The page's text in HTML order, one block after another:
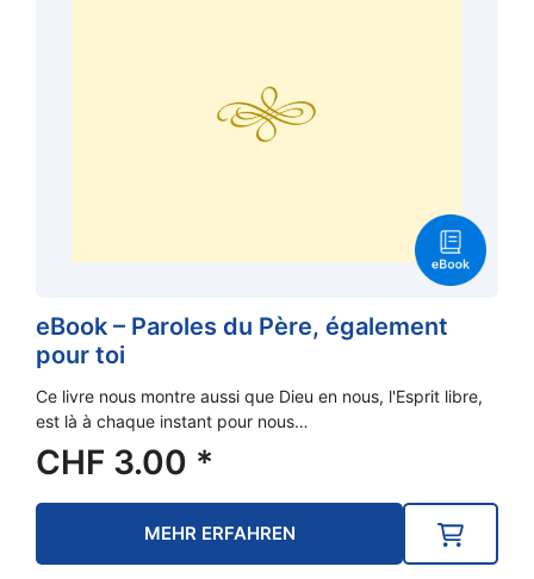
eBook – Paroles du Père, également
pour toi
Ce livre nous montre aussi que Dieu en nous, l'Esprit libre,
est là à chaque instant pour nous…
CHF 3.00 *
MEHR ERFAHREN